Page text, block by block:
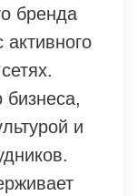
бренда
активного
бизнеса,
и